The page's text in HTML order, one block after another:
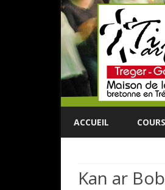
ACCUEIL
Kan ar